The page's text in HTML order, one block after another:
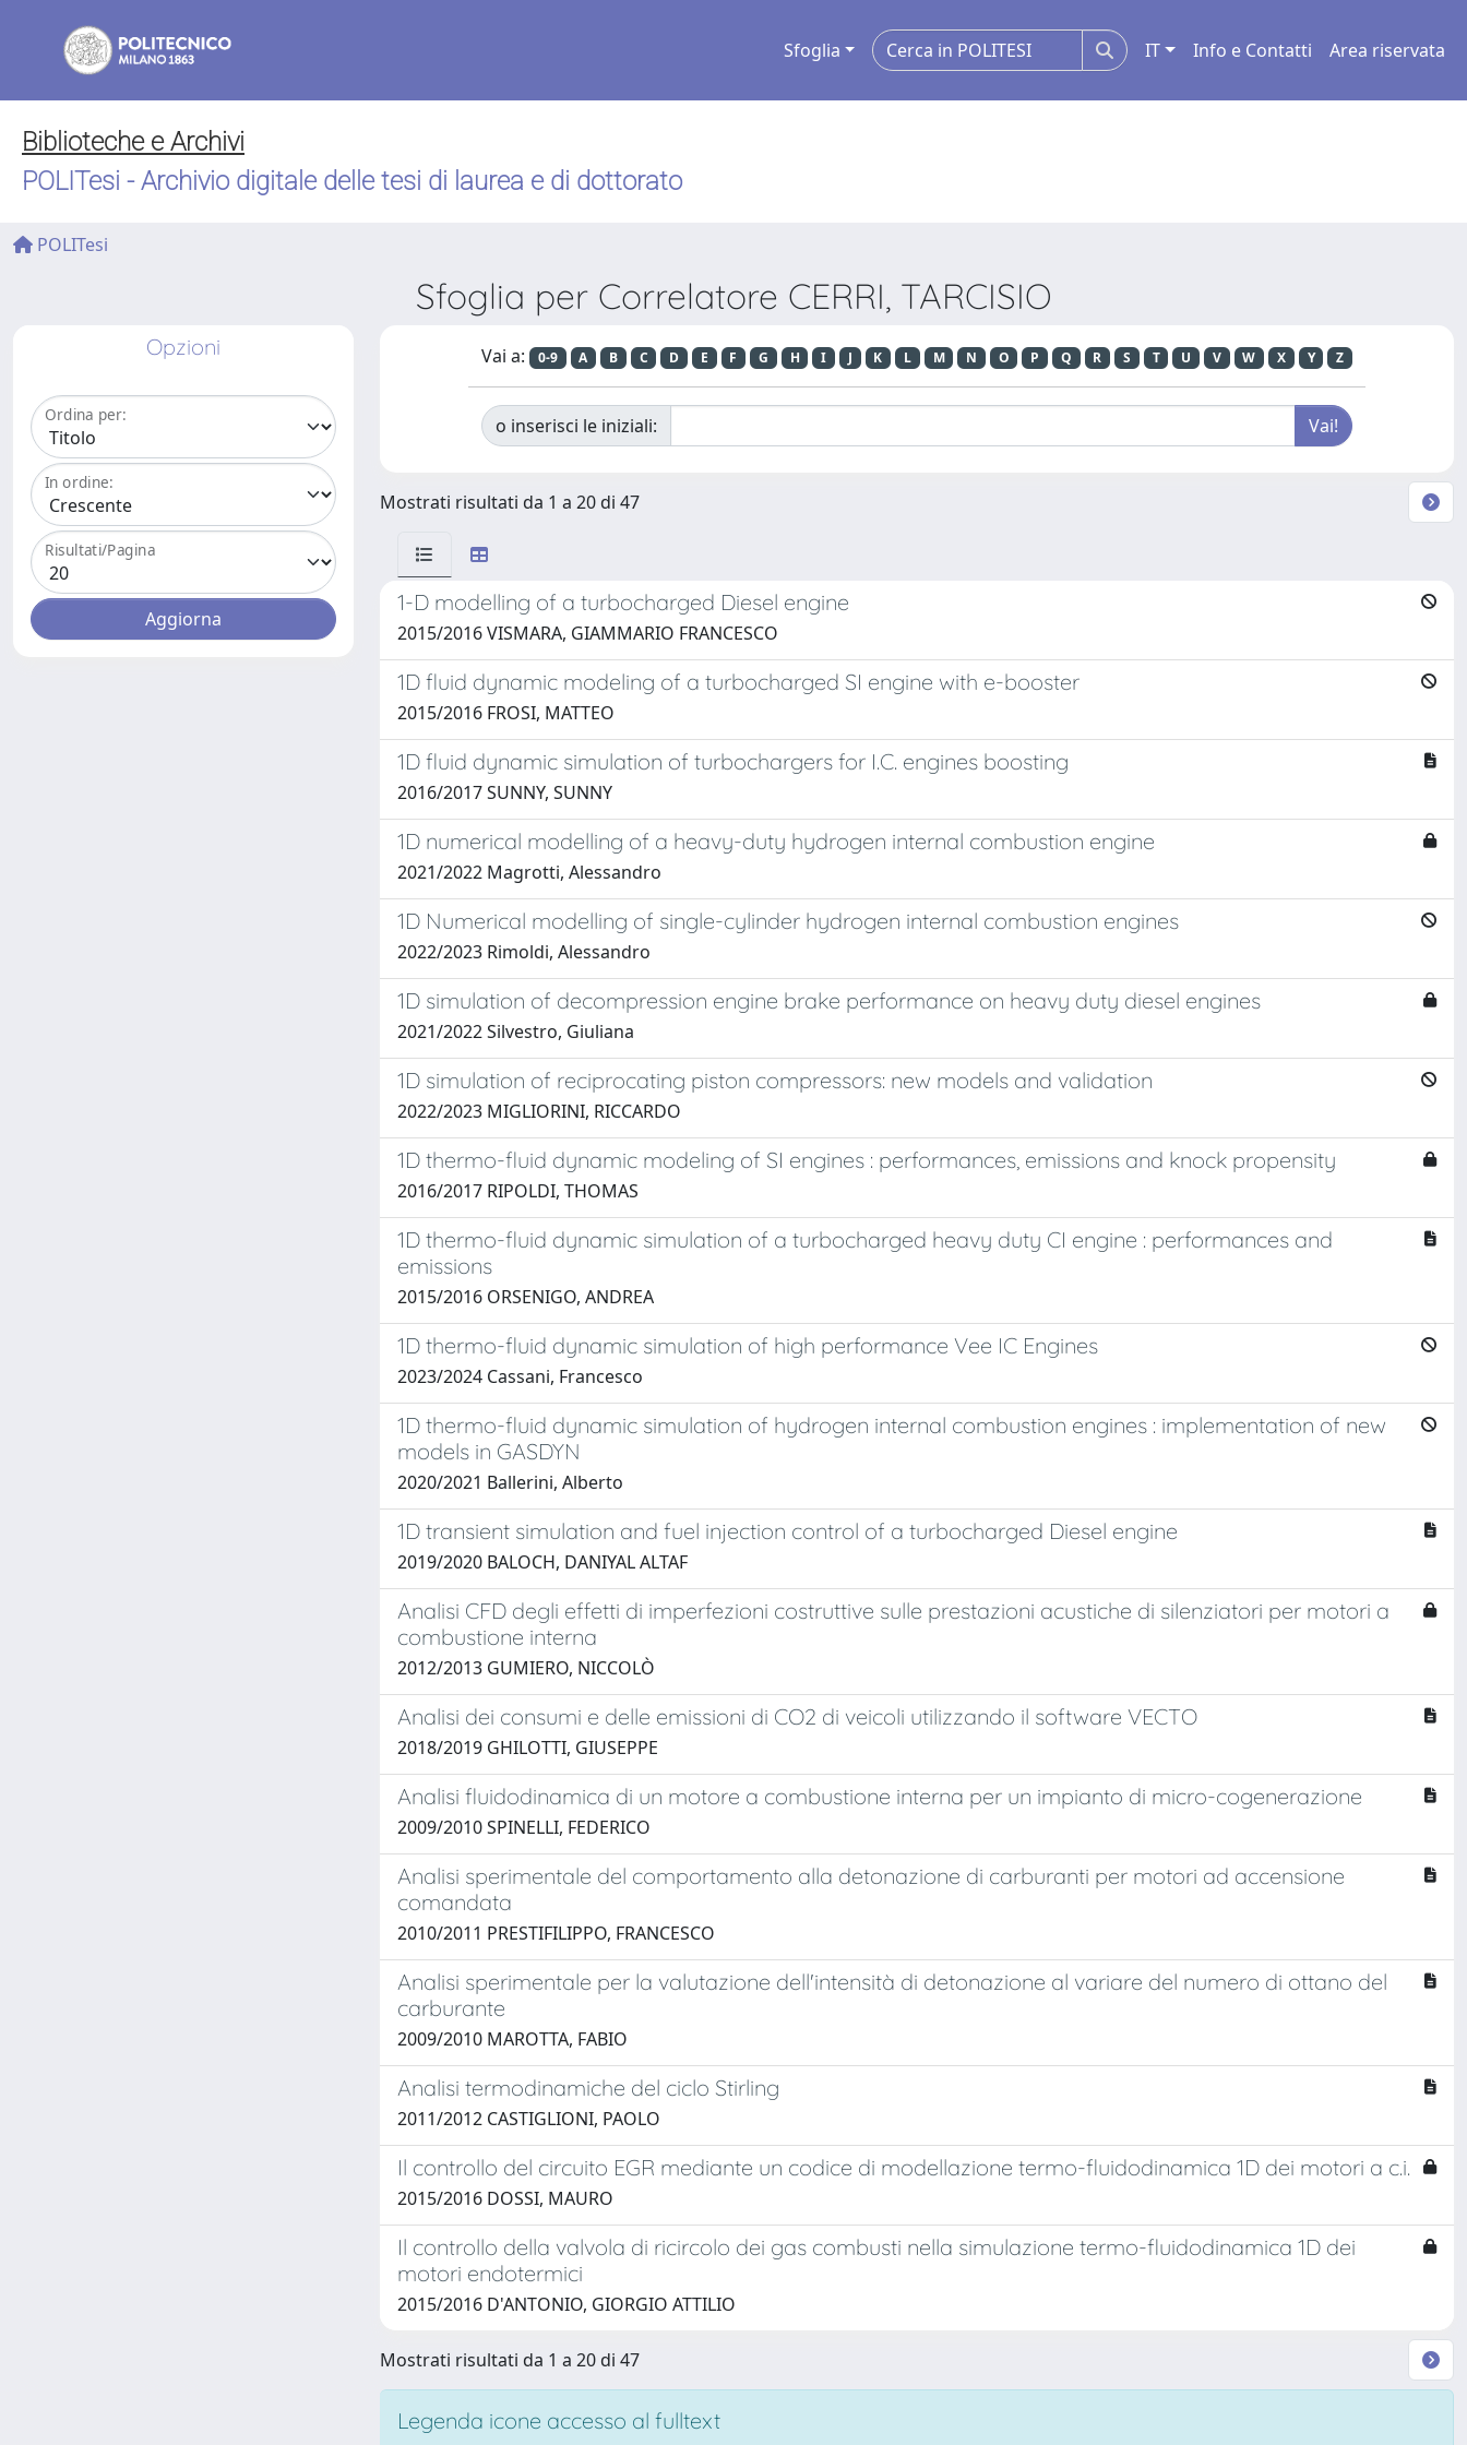
Sfoglia IT Info e Contatti Area riservata
Biblioteche e Archivi
POLITesi - Archivio digitale delle tesi di laurea e di dottorato
POLITesi
Sfoglia per Correlatore CERRI, TARCISIO
Opzioni
Ordina per:
In ordine:
Risultati/Pagina
Vai a: 0-9 A B C D E F G H I J K L M N O P Q R S T U V W X Y Z
o inserisci le iniziali:
Mostrati risultati da 1 a 20 di 47
1-D modelling of a turbocharged Diesel engine
2015/2016 VISMARA, GIAMMARIO FRANCESCO
1D fluid dynamic modeling of a turbocharged SI engine with e-booster
2015/2016 FROSI, MATTEO
1D fluid dynamic simulation of turbochargers for I.C. engines boosting
2016/2017 SUNNY, SUNNY
1D numerical modelling of a heavy-duty hydrogen internal combustion engine
2021/2022 Magrotti, Alessandro
1D Numerical modelling of single-cylinder hydrogen internal combustion engines
2022/2023 Rimoldi, Alessandro
1D simulation of decompression engine brake performance on heavy duty diesel engines
2021/2022 Silvestro, Giuliana
1D simulation of reciprocating piston compressors: new models and validation
2022/2023 MIGLIORINI, RICCARDO
1D thermo-fluid dynamic modeling of SI engines : performances, emissions and knock propensity
2016/2017 RIPOLDI, THOMAS
1D thermo-fluid dynamic simulation of a turbocharged heavy duty CI engine : performances and
emissions
2015/2016 ORSENIGO, ANDREA
1D thermo-fluid dynamic simulation of high performance Vee IC Engines
2023/2024 Cassani, Francesco
1D thermo-fluid dynamic simulation of hydrogen internal combustion engines : implementation of new
models in GASDYN
2020/2021 Ballerini, Alberto
1D transient simulation and fuel injection control of a turbocharged Diesel engine
2019/2020 BALOCH, DANIYAL ALTAF
Analisi CFD degli effetti di imperfezioni costruttive sulle prestazioni acustiche di silenziatori per motori a
combustione interna
2012/2013 GUMIERO, NICCOLÒ
Analisi dei consumi e delle emissioni di CO2 di veicoli utilizzando il software VECTO
2018/2019 GHILOTTI, GIUSEPPE
Analisi fluidodinamica di un motore a combustione interna per un impianto di micro-cogenerazione
2009/2010 SPINELLI, FEDERICO
Analisi sperimentale del comportamento alla detonazione di carburanti per motori ad accensione
comandata
2010/2011 PRESTIFILIPPO, FRANCESCO
Analisi sperimentale per la valutazione dell'intensità di detonazione al variare del numero di ottano del
carburante
2009/2010 MAROTTA, FABIO
Analisi termodinamiche del ciclo Stirling
2011/2012 CASTIGLIONI, PAOLO
Il controllo del circuito EGR mediante un codice di modellazione termo-fluidodinamica 1D dei motori a c.i.
2015/2016 DOSSI, MAURO
Il controllo della valvola di ricircolo dei gas combusti nella simulazione termo-fluidodinamica 1D dei
motori endotermici
2015/2016 D'ANTONIO, GIORGIO ATTILIO
Mostrati risultati da 1 a 20 di 47
Legenda icone accesso al fulltext